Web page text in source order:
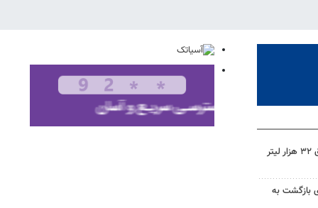
کشف شبکه سازمان‌یافته قاچاق ۳۲ هزار لیتر
بازگشت به